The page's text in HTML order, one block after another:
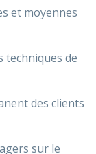
et moyennes
techniques de
des clients
sur le